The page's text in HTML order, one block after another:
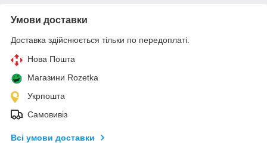
Умови доставки
Доставка здійснюється тільки по передоплаті.
Нова Пошта
Магазини Rozetka
Укрпошта
Самовивіз
Всі умови доставки